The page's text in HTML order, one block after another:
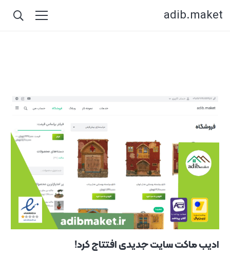
adib.maket
ادیب ماکت سایت جدیدی افتتاج کرد!